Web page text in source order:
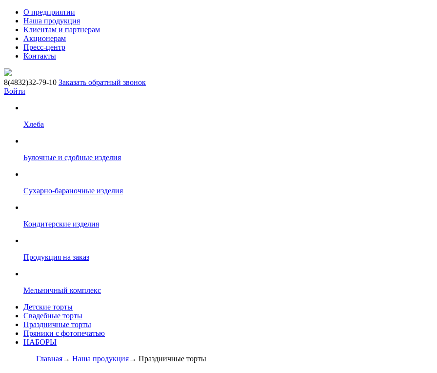
О предприятии
Наша продукция
Клиентам и партнерам
Акционерам
Пресс-центр
Контакты
8(4832)32-79-10 Заказать обратный звонок
Войти
Хлеба
Булочные и сдобные изделия
Сухарно-бараночные изделия
Кондитерские изделия
Продукция на заказ
Мельничный комплекс
Детские торты
Свадебные торты
Праздничные торты
Пряники с фотопечатью
НАБОРЫ
Главная→ Наша продукция→ Праздничные торты